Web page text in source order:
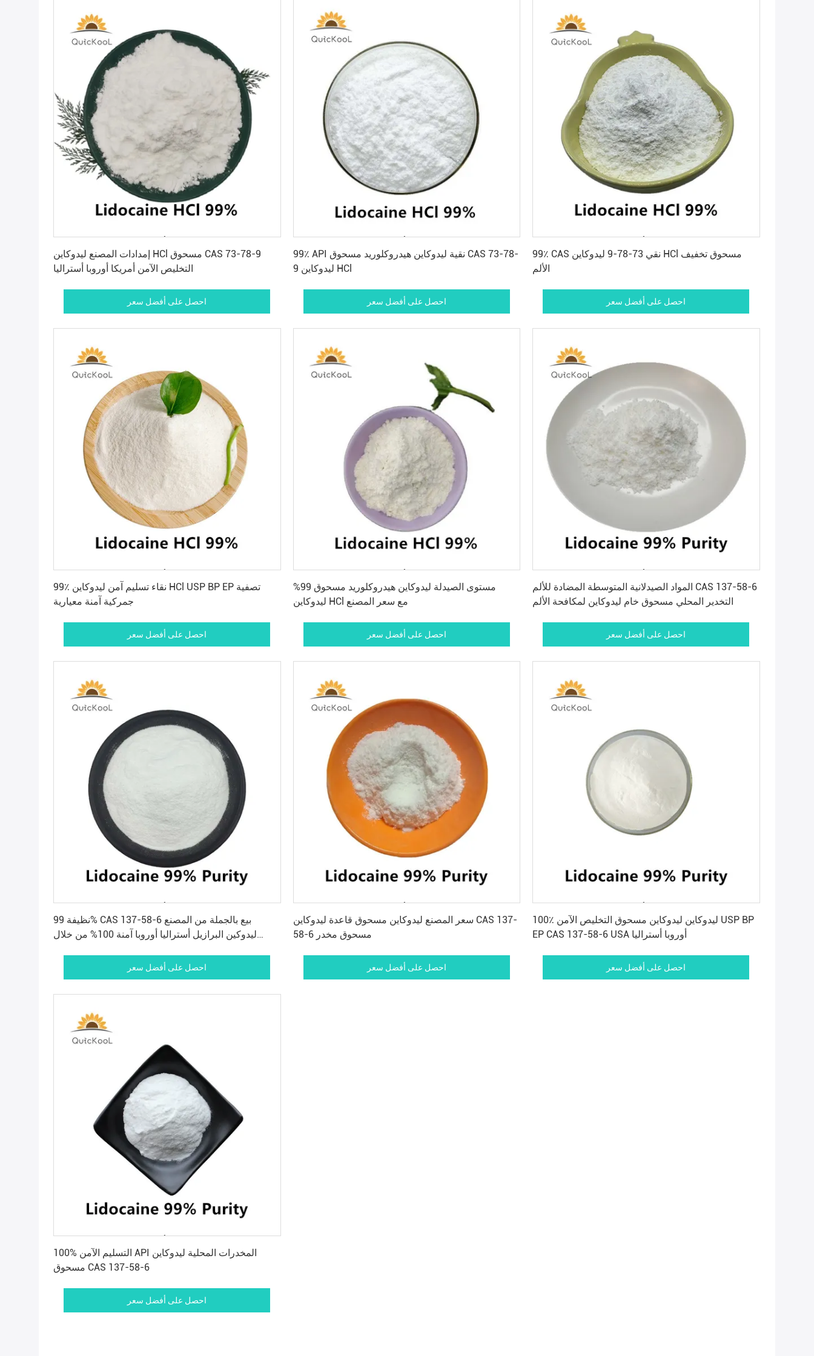
إمدادات المصنع ليدوكاين HCl مسحوق CAS 73-78-9
التخليص الآمن أمريكا أوروبا أستراليا
احصل على أفضل سعر
99٪ API نقية ليدوكاين هيدروكلوريد مسحوق CAS 73-78-
9 ليدوكاين HCl
احصل على أفضل سعر
99٪ CAS نقي 73-78-9 ليدوكاين HCl مسحوق تخفيف
الألم
احصل على أفضل سعر
99٪ نقاء تسليم آمن ليدوكاين HCl USP BP EP تصفية
جمركية آمنة معيارية
احصل على أفضل سعر
مستوى الصيدلة ليدوكاين هيدروكلوريد مسحوق 99%
ليدوكاين HCl مع سعر المصنع
احصل على أفضل سعر
المواد الصيدلانية المتوسطة المضادة للألم CAS 137-58-6
التخدير المحلي مسحوق خام ليدوكاين لمكافحة الألم
احصل على أفضل سعر
نظيفة 99% CAS 137-58-6 بيع بالجملة من المصنع
ليدوكين البرازيل أستراليا أوروبا آمنة 100% من خلال
احصل على أفضل سعر
سعر المصنع ليدوكاين مسحوق قاعدة ليدوكاين CAS 137-
58-6 مسحوق مخدر
احصل على أفضل سعر
100٪ ليدوكاين ليدوكاين مسحوق التخليص الآمن USP BP
EP CAS 137-58-6 USA أوروبا أستراليا
احصل على أفضل سعر
100% التسليم الآمن API المخدرات المحلية ليدوكاين
مسحوق CAS 137-58-6
احصل على أفضل سعر